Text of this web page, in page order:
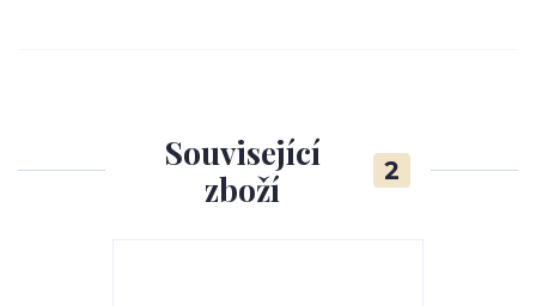
Související
zboží
2